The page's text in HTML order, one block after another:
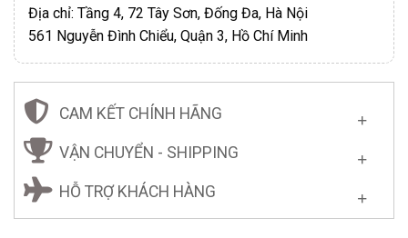
Địa chỉ: Tầng 4, 72 Tây Sơn, Đống Đa, Hà Nội
561 Nguyễn Đình Chiểu, Quận 3, Hồ Chí Minh
CAM KẾT CHÍNH HÃNG
VẬN CHUYỂN - SHIPPING
HỖ TRỢ KHÁCH HÀNG